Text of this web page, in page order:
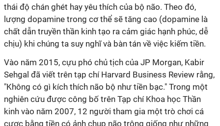
thái độ chán ghét hay yêu thích của bộ não. Theo đó,
lượng dopamine trong cơ thể sẽ tăng cao (dopamine là
chất dẫn truyền thần kinh tạo ra cảm giác hạnh phúc, dễ
chịu) khi chúng ta suy nghĩ và bàn tán về việc kiếm tiền.
Vào năm 2015, cựu phó chủ tịch của JP Morgan, Kabir
Sehgal đã viết trên tạp chí Harvard Business Review rằng,
"Không có gì kích thích não bộ như tiền bạc." Trong một
nghiên cứu được công bố trên Tạp chí Khoa học Thần
kinh vào năm 2007, 12 người tham gia một trò chơi cá
cược bằng tiền có ảnh chụp não trông giống như những